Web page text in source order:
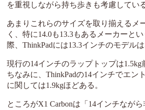
を重視しながら持ち歩きも考慮してい
あまりこれらのサイズを取り揃えるメ
く、特に14.0も13.3もあるメーカーと
際、ThinkPadには13.3インチのモデルは
現行の14インチのラップトップは1.5kg
ちなみに、ThinkPadの14インチでエン
に関しては1.9kgほどある。
ところがX1 Carbonは「14インチなが